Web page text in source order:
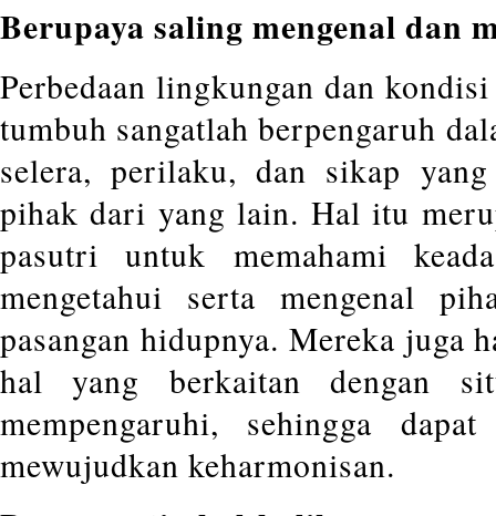
Berupaya saling mengenal dan
Perbedaan lingkungan dan
tumbuh sangatlah berpengaruh
selera, perilaku, dan sikap
pihak dari yang lain. Hal itu
pasutri untuk memahami
mengetahui serta mengenal
pasangan hidupnya. Mereka juga
hal yang berkaitan dengan
mempengaruhi, sehingga
mewujudkan keharmonisan.